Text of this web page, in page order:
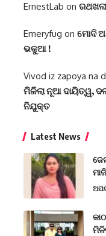
ErnestLab on
Emeryfug on ମୋଦି
ଭକୁଆ !
Vivod iz zapoya na
ମିଳିଲା ନୂଆ ଦାୟିତ୍ୱ,
ନିଯୁକ୍ତ
Latest News